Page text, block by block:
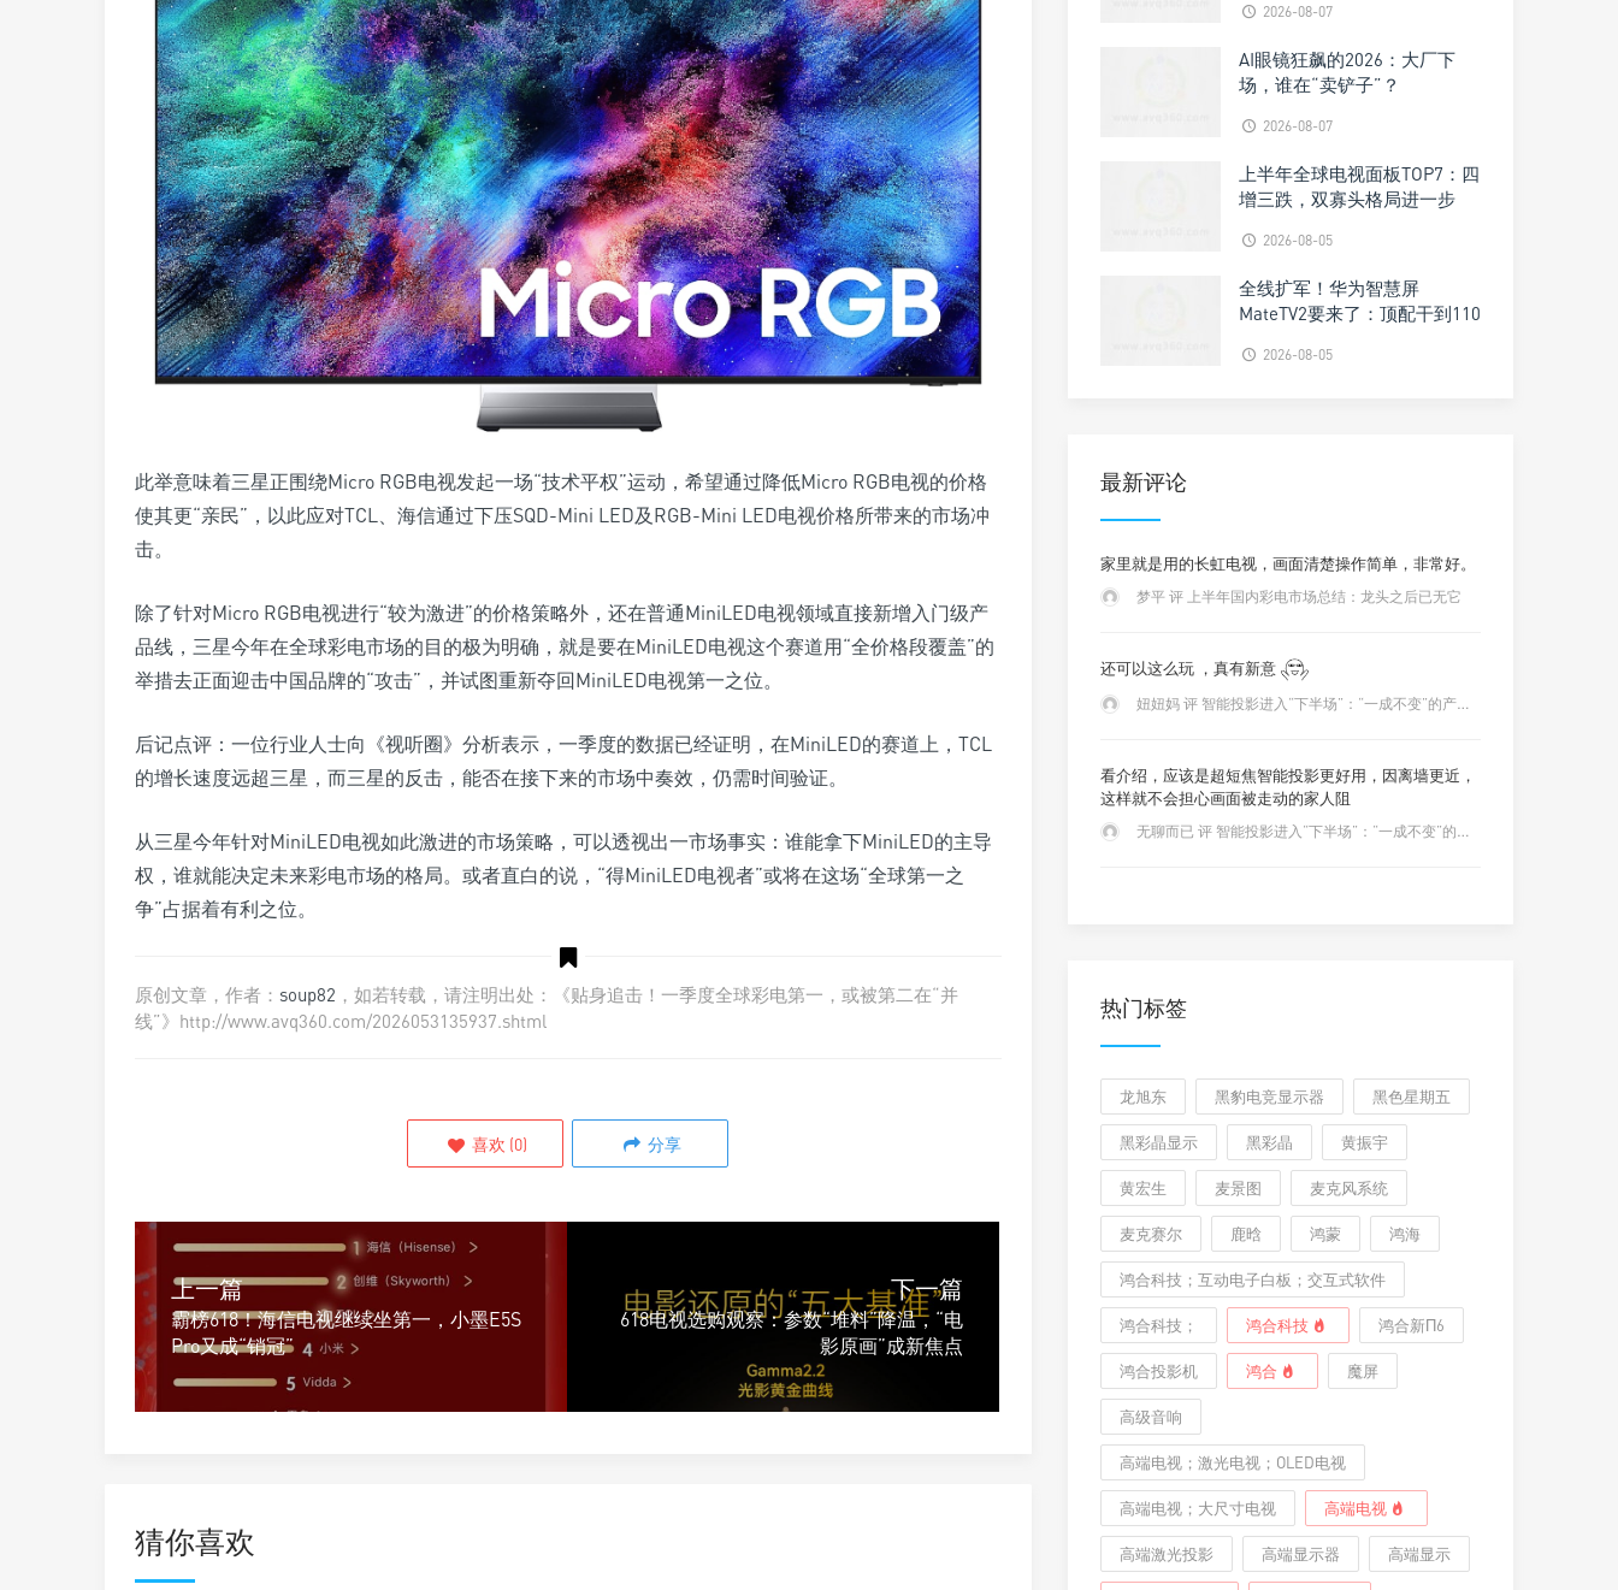
此举意味着三星正围绕Micro RGB电视发起一场“技术平权”运动，希望通过降低Micro RGB电视的价格
使其更“亲民”，以此应对TCL、海信通过下压SQD-Mini LED及RGB-Mini LED电视价格所带来的市场冲
击。
除了针对Micro RGB电视进行“较为激进”的价格策略外，还在普通MiniLED电视领域直接新增入门级产
品线，三星今年在全球彩电市场的目的极为明确，就是要在MiniLED电视这个赛道用“全价格段覆盖”的
举措去正面迎击中国品牌的“攻击”，并试图重新夺回MiniLED电视第一之位。
后记点评：一位行业人士向《视听圈》分析表示，一季度的数据已经证明，在MiniLED的赛道上，TCL
的增长速度远超三星，而三星的反击，能否在接下来的市场中奏效，仍需时间验证。
从三星今年针对MiniLED电视如此激进的市场策略，可以透视出一市场事实：谁能拿下MiniLED的主导
权，谁就能决定未来彩电市场的格局。或者直白的说，“得MiniLED电视者”或将在这场“全球第一之
争”占据着有利之位。
原创文章，作者： soup82 ，如若转载，请注明出处：《贴身追击！一季度全球彩电第一，或被第二在“并
线”》http://www.avq360.com/2026053135937.shtml
喜欢 (0) 分享
上一篇
霸榜618！海信电视继续坐第一，小墨E5S
Pro又成“销冠”
下一篇
618电视选购观察：参数“堆料”降温，“电
影原画”成新焦点
猜你喜欢
2026-08-07
AI眼镜狂飙的2026：大厂下
场，谁在“卖铲子”？
2026-08-07
上半年全球电视面板TOP7：四
增三跌，双寡头格局进一步
2026-08-05
全线扩军！华为智慧屏
MateTV2要来了：顶配干到110
2026-08-05
最新评论
家里就是用的长虹电视，画面清楚操作简单，非常好。
梦平 评 上半年国内彩电市场总结：龙头之后已无它
还可以这么玩 ，真有新意
妞妞妈 评 智能投影进入“下半场”：“一成不变”的产品还能满足用户“胃口”吗？
看介绍，应该是超短焦智能投影更好用，因离墙更近，
这样就不会担心画面被走动的家人阻
无聊而已 评 智能投影进入“下半场”：“一成不变”的产品还能满足用户“胃口”吗？
热门标签
龙旭东 黑豹电竞显示器 黑色星期五
黑彩晶显示 黑彩晶 黄振宇
黄宏生 麦景图 麦克风系统
麦克赛尔 鹿晗 鸿蒙 鸿海
鸿合科技；互动电子白板；交互式软件
鸿合科技； 鸿合科技 鸿合新Π6
鸿合投影机 鸿合 魔屏
高级音响
高端电视；激光电视；OLED电视
高端电视；大尺寸电视 高端电视
高端激光投影 高端显示器 高端显示